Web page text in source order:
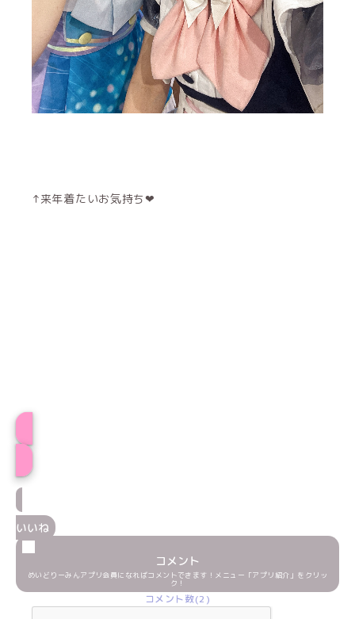
↑来年着たいお気持ち‪‪❤︎‬
いいね
コメント
めいどりーみんアプリ会員になればコメントできます！メニュー「アプリ紹介」をクリッ
ク！
コメント数(2)